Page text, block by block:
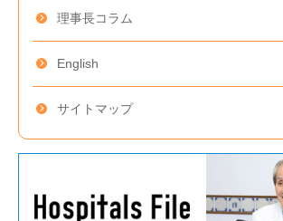
理事長コラム
English
サイトマップ